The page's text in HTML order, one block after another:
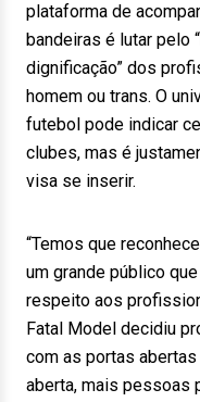
plataforma de
bandeiras é lutar pelo
dignificação” dos
homem ou trans. O
futebol pode indicar
clubes, mas é
visa se inserir.
“Temos que
um grande público
respeito aos
Fatal Model decidiu
com as portas
aberta, mais pessoas